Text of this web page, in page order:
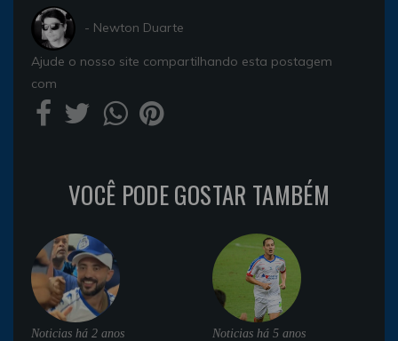
- Newton Duarte
Ajude o nosso site compartilhando esta postagem
com
VOCÊ PODE GOSTAR TAMBÉM
Noticias há 2 anos Noticias há 5 anos